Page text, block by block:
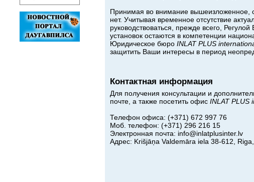
Принимая во внимание вышеизложенное,
нет. Учитывая временное отсутствие
руководствоваться, прежде всего,
установок остаются в компетенции
Юридическое бюро INLAT PLUS
защитить Ваши интересы в период
Контактная информация
Для получения консультации и
почте, а также посетить офис INLAT PLUS
Телефон офиса: (+371) 672 997 76
Моб. телефон: (+371) 296 216 15
Электронная почта: info@inlatplusinter.lv
Адрес: Krišjāņa Valdemāra iela 38-612,